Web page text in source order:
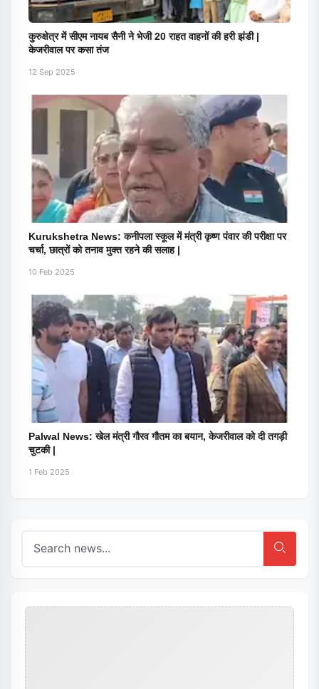
कुरुक्षेत्र में सीएम नायब सैनी ने भेजी 20 राहत वाहनों की हरी झंडी |
केजरीवाल पर कसा तंज
12 Sep 2025
Kurukshetra News: कनीपला स्कूल में मंत्री कृष्ण पंवार की परीक्षा पर
चर्चा, छात्रों को तनाव मुक्त रहने की सलाह |
10 Feb 2025
Palwal News: खेल मंत्री गौरव गौतम का बयान, केजरीवाल को दी तगड़ी
चुटकी |
1 Feb 2025